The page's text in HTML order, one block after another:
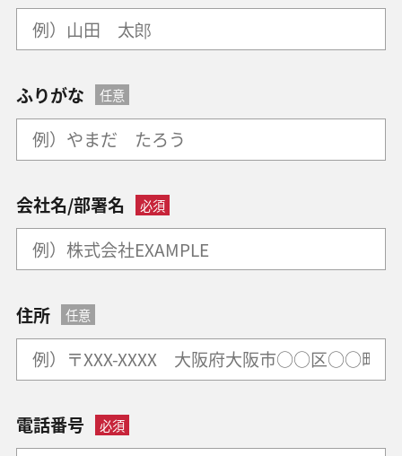
ふりがな 任意
会社名/部署名 必須
住所 任意
電話番号 必須